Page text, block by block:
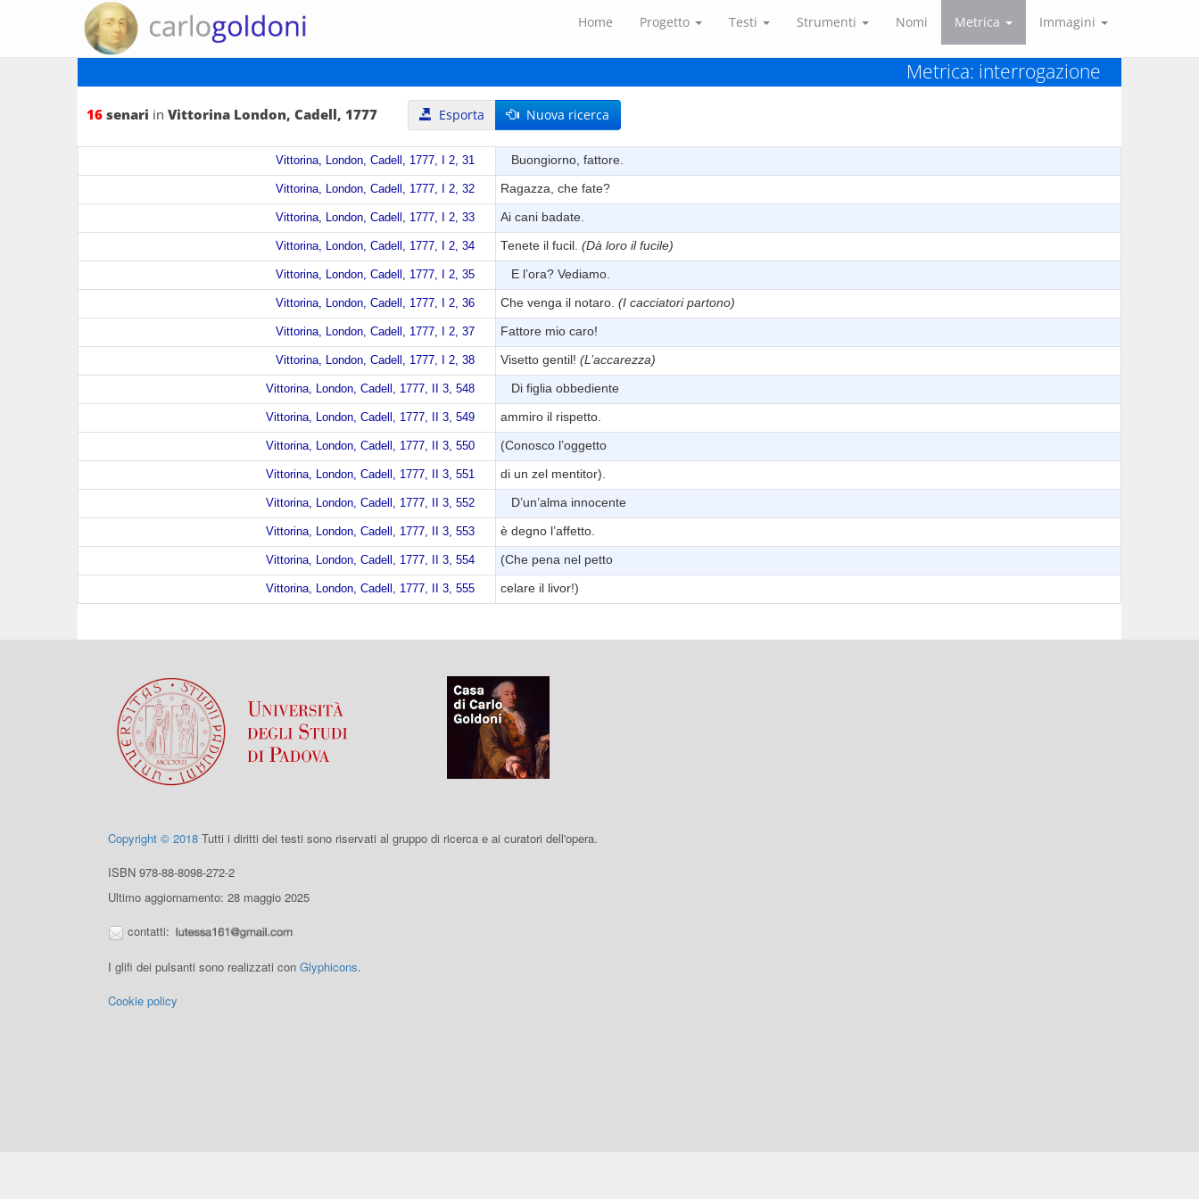
Home Progetto Testi Strumenti Nomi Metrica Immagini
Metrica: interrogazione
16 senari in Vittorina London, Cadell, 1777 Esporta Nuova ricerca
Vittorina, London, Cadell, 1777, I 2, 31 Buongiorno, fattore.
Vittorina, London, Cadell, 1777, I 2, 32 Ragazza, che fate?
Vittorina, London, Cadell, 1777, I 2, 33 Ai cani badate.
Vittorina, London, Cadell, 1777, I 2, 34 Tenete il fucil.(Dà loro il fucile)
Vittorina, London, Cadell, 1777, I 2, 35 E l’ora? Vediamo.
Vittorina, London, Cadell, 1777, I 2, 36 Che venga il notaro.(I cacciatori partono)
Vittorina, London, Cadell, 1777, I 2, 37 Fattore mio caro!
Vittorina, London, Cadell, 1777, I 2, 38 Visetto gentil!(L’accarezza)
Vittorina, London, Cadell, 1777, II 3, 548 Di figlia obbediente
Vittorina, London, Cadell, 1777, II 3, 549 ammiro il rispetto.
Vittorina, London, Cadell, 1777, II 3, 550 (Conosco l’oggetto
Vittorina, London, Cadell, 1777, II 3, 551 di un zel mentitor).
Vittorina, London, Cadell, 1777, II 3, 552 D’un’alma innocente
Vittorina, London, Cadell, 1777, II 3, 553 è degno l’affetto.
Vittorina, London, Cadell, 1777, II 3, 554 (Che pena nel petto
Vittorina, London, Cadell, 1777, II 3, 555 celare il livor!)
Copyright © 2018 Tutti i diritti dei testi sono riservati al gruppo di ricerca e ai curatori dell'opera.
ISBN 978-88-8098-272-2
Ultimo aggiornamento: 28 maggio 2025
contatti:
I glifi dei pulsanti sono realizzati con Glyphicons.
Cookie policy